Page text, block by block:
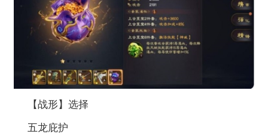
【战形】选择
五龙庇护